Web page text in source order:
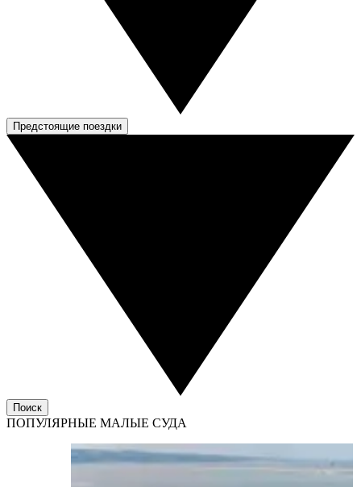
Предстоящие поездки
Поиск
ПОПУЛЯРНЫЕ МАЛЫЕ СУДА